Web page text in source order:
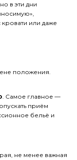
в эти дни
или даже
положения.
. Самое главное —
приём
бельё и
не менее важная